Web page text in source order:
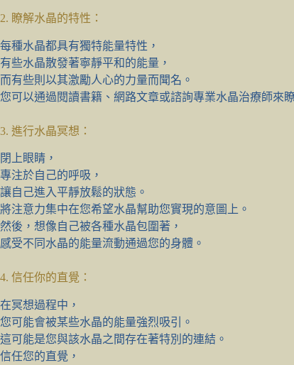
2. 瞭解水晶的特性：
每種水晶都具有獨特能量特性，
有些水晶散發著寧靜平和的能量，
而有些則以其激勵人心的力量而聞名。
您可以通過閱讀書籍、網路文章或諮詢專業水晶治療師來
3. 進行水晶冥想：
閉上眼睛，
專注於自己的呼吸，
讓自己進入平靜放鬆的狀態。
將注意力集中在您希望水晶幫助您實現的意圖上。
然後，想像自己被各種水晶包圍著，
感受不同水晶的能量流動通過您的身體。
4. 信任你的直覺：
在冥想過程中，
您可能會被某些水晶的能量強烈吸引。
這可能是您與該水晶之間存在著特別的連結。
信任您的直覺，